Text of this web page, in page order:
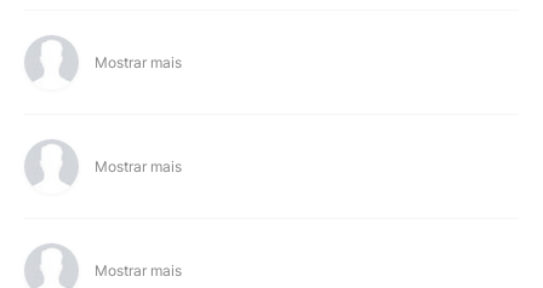
Mostrar mais
Mostrar mais
Mostrar mais